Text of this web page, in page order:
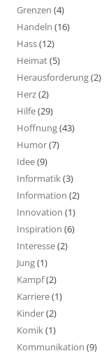
Grenzen (4)
Handeln (16)
Hass(12)
Heimat(5)
Herausforderung(2)
Herz(2)
Hilfe(29)
Hoffnung(43)
Humor(7)
Idee(9)
Informatik(3)
Information (2)
Innovation (1)
Inspiration (6)
Interesse(2)
Jung(1)
Kampf(2)
Karriere(1)
Kinder(2)
Komik(1)
Kommunikation (9)